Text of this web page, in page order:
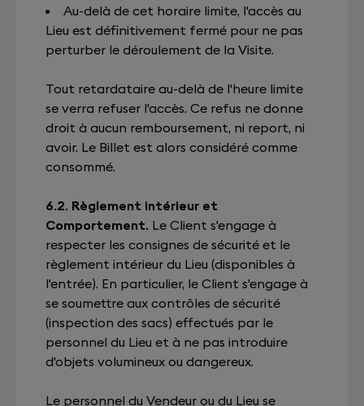
Au-delà de cet horaire limite, l'accès au
Lieu est définitivement fermé pour ne pas
perturber le déroulement de la Visite.
Tout retardataire au-delà de l'heure limite
se verra refuser l'accès. Ce refus ne donne
droit à aucun remboursement, ni report, ni
avoir. Le Billet est alors considéré comme
consommé.
6.2. Règlement intérieur et
Comportement. Le Client s'engage à
respecter les consignes de sécurité et le
règlement intérieur du Lieu (disponibles à
l'entrée). En particulier, le Client s'engage à
se soumettre aux contrôles de sécurité
(inspection des sacs) effectués par le
personnel du Lieu et à ne pas introduire
d'objets volumineux ou dangereux.
Le personnel du Vendeur ou du Lieu se